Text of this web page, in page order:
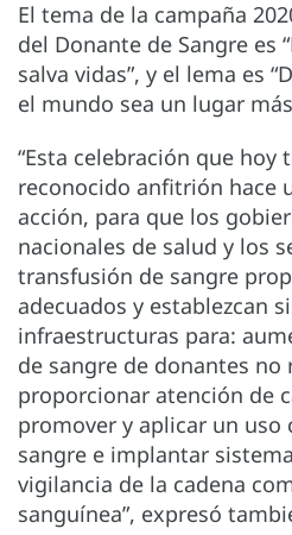
El tema de la campaña
del Donante de Sangre es
salva vidas”, y el lema es
el mundo sea un lugar
“Esta celebración que hoy
reconocido anfitrión hace
acción, para que los
nacionales de salud y los
transfusión de sangre
adecuados y establezcan
infraestructuras para:
de sangre de donantes no
proporcionar atención de
promover y aplicar un uso
sangre e implantar
vigilancia de la cadena
sanguínea”, expresó